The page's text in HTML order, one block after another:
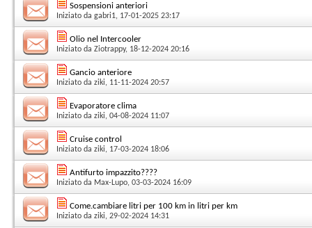
Sospensioni anteriori
Iniziato da gabri1, 17-01-2025 23:17
Olio nel Intercooler
Iniziato da Ziotrappy, 18-12-2024 20:16
Gancio anteriore
Iniziato da ziki, 11-11-2024 20:57
Evaporatore clima
Iniziato da ziki, 04-08-2024 11:07
Cruise control
Iniziato da ziki, 17-03-2024 18:06
Antifurto impazzito????
Iniziato da Max-Lupo, 03-03-2024 16:09
Come.cambiare litri per 100 km in litri per km
Iniziato da ziki, 29-02-2024 14:31